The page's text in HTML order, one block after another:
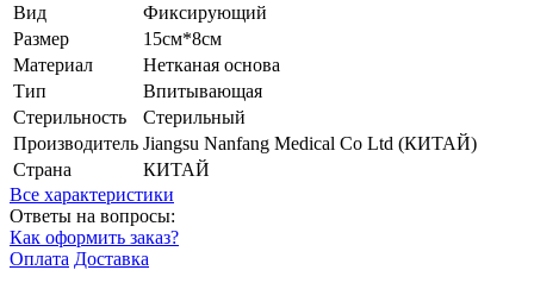
Вид
Фиксирующий
Размер
15см*8см
Материал
Нетканая основа
Тип
Впитывающая
Стерильность
Стерильный
Производитель Jiangsu Nanfang Medical Co Ltd (КИТАЙ)
Страна
КИТАЙ
Все характеристики
Ответы на вопросы:
Как оформить заказ?
Оплата Доставка